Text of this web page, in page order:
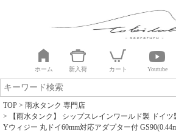
ホーム 新入荷 カート Youtube
TOP
雨水タンク 専門店
【雨水タンク】 シップスレインワールド製 ドイ
Yウィジー 丸ドイ60mm対応アダプター付